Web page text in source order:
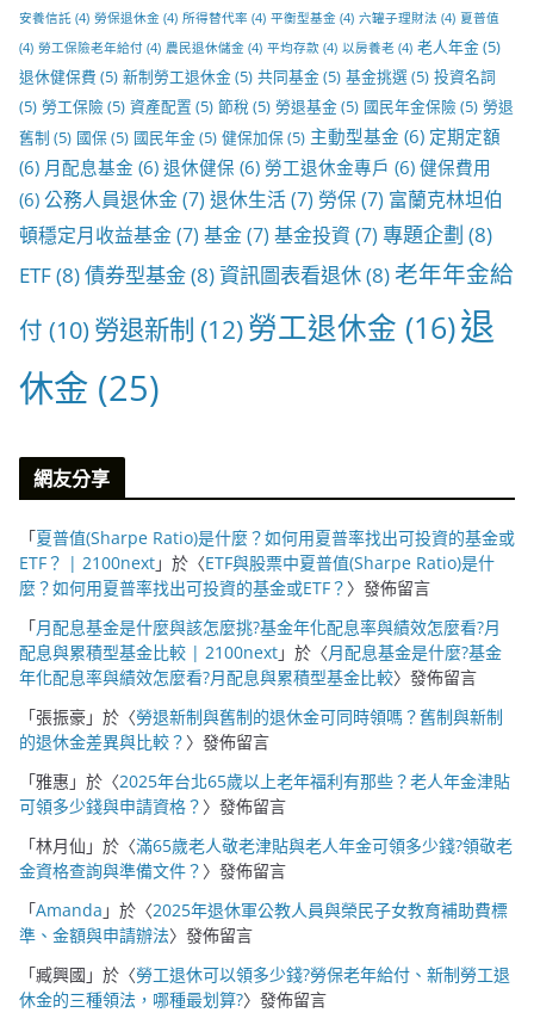
安養信託 (4) 勞保退休金 (4) 所得替代率 (4) 平衡型基金 (4) 六罐子理財法 (4) 夏普值
(4) 勞工保險老年給付 (4) 農民退休儲金 (4) 平均存款 (4) 以房養老 (4) 老人年金(5)
退休健保費 (5) 新制勞工退休金(5) 共同基金(5) 基金挑選 (5) 投資名詞
(5) 勞工保險 (5) 資產配置 (5) 節稅 (5) 勞退基金(5) 國民年金保險 (5) 勞退
舊制 (5) 國保(5) 國民年金(5) 健保加保(5) 主動型基金 (6) 定期定額
(6) 月配息基金 (6) 退休健保 (6) 勞工退休金專戶 (6) 健保費用
(6) 公務人員退休金(7) 退休生活(7) 勞保(7) 富蘭克林坦伯
頓穩定月收益基金(7) 基金(7) 基金投資 (7) 專題企劃 (8)
ETF(8)債券型基金(8)資訊圖表看退休(8)老年年金給
付 (10) 勞退新制 (12)勞工退休金 (16)退
休金 (25)
網友分享
「夏普值(Sharpe Ratio)是什麼？如何用夏普率找出可投資的基金或
ETF？ | 2100next」於〈ETF與股票中夏普值(Sharpe Ratio)是什
麼？如何用夏普率找出可投資的基金或ETF？ 〉發佈留言
「月配息基金是什麼與該怎麼挑?基金年化配息率與績效怎麼看?月
配息與累積型基金比較 | 2100next」於〈月配息基金是什麼?基金
年化配息率與績效怎麼看?月配息與累積型基金比較〉發佈留言
「張振豪」於〈勞退新制與舊制的退休金可同時領嗎？舊制與新制
的退休金差異與比較？ 〉發佈留言
「雅惠 」於〈2025年台北65歲以上老年福利有那些？老人年金津貼
可領多少錢與申請資格？ 〉發佈留言
「林月仙 」於〈滿65歲老人敬老津貼與老人年金可領多少錢?領敬老
金資格查詢與準備文件？ 〉發佈留言
「Amanda 」於〈2025年退休軍公教人員與榮民子女教育補助費標
準、金額與申請辦法〉發佈留言
「臧興國 」於〈勞工退休可以領多少錢?勞保老年給付、新制勞工退
休金的三種領法，哪種最划算?〉發佈留言